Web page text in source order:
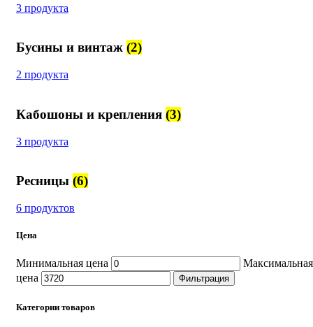
3 продукта
Бусины и винтаж (2)
2 продукта
Кабошоны и крепления (3)
3 продукта
Ресницы (6)
6 продуктов
Цена
Минимальная цена
Максимальная
цена
Фильтрация
Категории товаров